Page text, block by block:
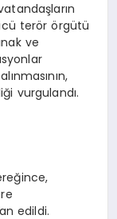
terör örgütü
ve
vurgulandı.
edildi.